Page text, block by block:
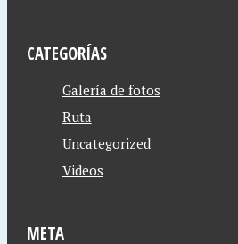
CATEGORÍAS
Galería de fotos
Ruta
Uncategorized
Videos
META